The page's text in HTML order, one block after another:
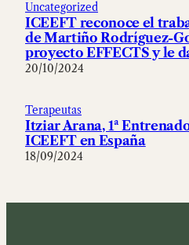
Uncategorized
ICEEFT reconoce el
de Martiño Rodríguez-
proyecto EFFECTS y le
20/10/2024
Terapeutas
Itziar Arana, 1ª
ICEEFT en España
18/09/2024